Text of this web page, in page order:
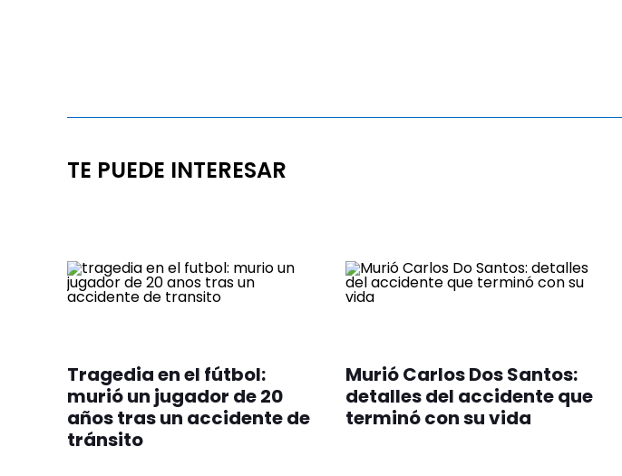
TE PUEDE INTERESAR
Tragedia en el fútbol:
murió un jugador de 20
años tras un accidente de
tránsito
Murió Carlos Dos Santos:
detalles del accidente que
terminó con su vida